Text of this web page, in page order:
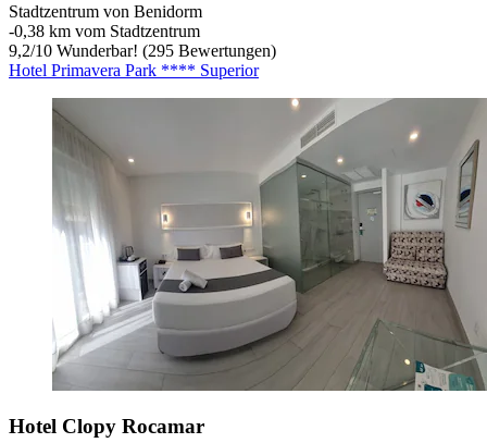
Stadtzentrum von Benidorm
‐0,38 km vom Stadtzentrum
9,2/10 Wunderbar! (295 Bewertungen)
Hotel Primavera Park **** Superior
Hotel Clopy Rocamar